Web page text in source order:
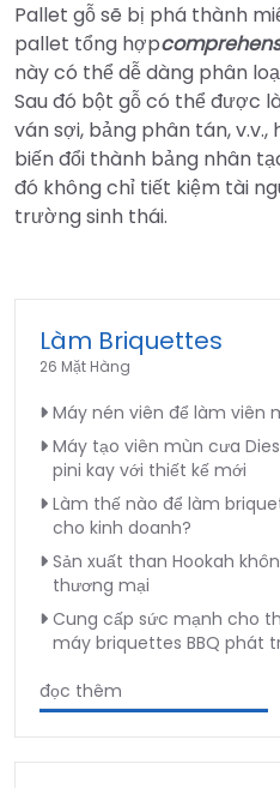
Pallet gỗ sẽ bị phá thành
pallet tổng hợp
này có thể dễ dàng phân
Sau đó bột gỗ có thể được
ván sợi, bảng phân tán,
biến đổi thành bảng nhân
đó không chỉ tiết kiệm tài
trường sinh thái.
Làm Briquettes
26 Mặt Hàng
Máy nén viên để làm viên
Máy tạo viên mùn cưa
pini kay với thiết kế mới
Làm thế nào để làm
cho kinh doanh?
Sản xuất than Hookah
thương mại
Cung cấp sức mạnh cho
máy briquettes BBQ phát
đọc thêm